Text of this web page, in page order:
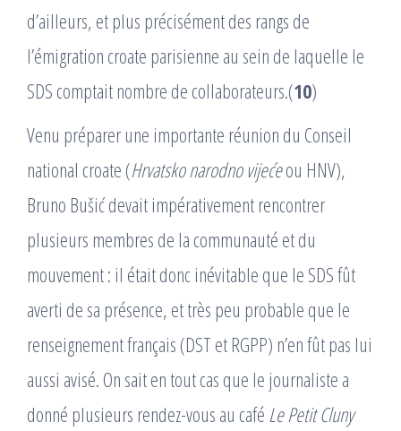
d’ailleurs, et plus précisément des rangs de
l’émigration croate parisienne au sein de laquelle le
SDS comptait nombre de collaborateurs.(10)
Venu préparer une importante réunion du Conseil
national croate (Hrvatsko narodno vijećeou HNV),
Bruno Bušić devait impérativement rencontrer
plusieurs membres de la communauté et du
mouvement : il était donc inévitable que le SDS fût
averti de sa présence, et très peu probable que le
renseignement français (DST et RGPP) n’en fût pas lui
aussi avisé. On sait en tout cas que le journaliste a
donné plusieurs rendez-vous au café Le Petit Cluny